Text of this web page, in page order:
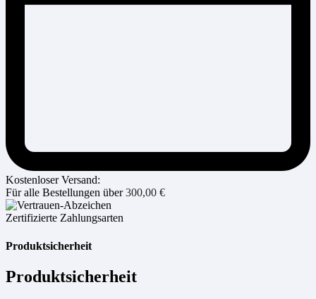
Kostenloser Versand:
Für alle Bestellungen über300,00 €
Zertifizierte Zahlungsarten
Produktsicherheit
Produktsicherheit